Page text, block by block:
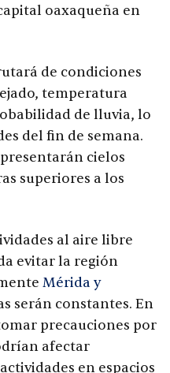
oaxaqueña en
de condiciones
temperatura
de lluvia, lo
del fin de semana.
cielos
superiores a los
al aire libre
evitar la región
Mérida y
serán constantes. En
precauciones por
afectar
en espacios